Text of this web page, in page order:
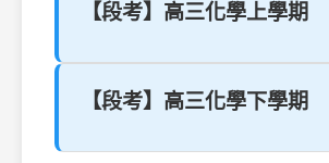
【段考】高三化學上學期
【段考】高三化學下學期